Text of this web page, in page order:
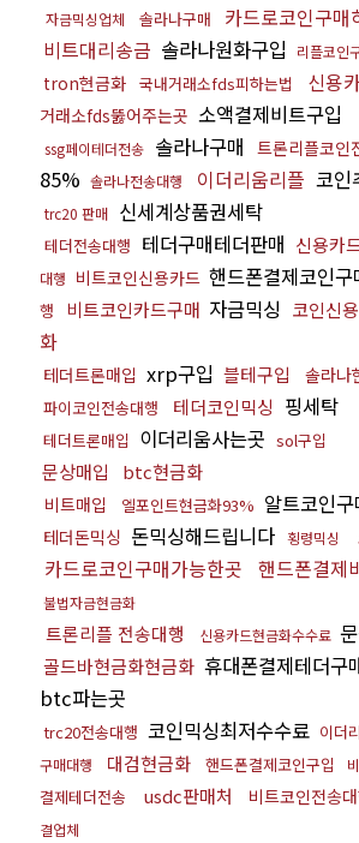
자금믹싱업체 솔라나구매
카드로코인구매
비트대리송금 솔라나원화구입 리플코인
tron현금화 국내거래소fds피하는법 신용
거래소fds뚫어주는곳 소액결제비트구입
ssg페이테더전송 솔라나구매 트론리플코인
85% 솔라나전송대행 이더리움리플 코인
trc20 판매 신세계상품권세탁
테더전송대행 테더구매테더판매 신용카
대행 비트코인신용카드 핸드폰결제코인구
행
비트코인카드구매 자금믹싱 코인신
화
테더트론매입 xrp구입 블테구입 솔라나
파이코인전송대행 테더코인믹싱 핑세탁
테더트론매입 이더리움사는곳 sol구입
문상매입 btc현금화
비트매입 엘포인트현금화93% 알트코인구
테더돈믹싱 돈믹싱해드립니다 횡령믹싱
카드로코인구매가능한곳 핸드폰결제
불법자금현금화
트론리플 전송대행 신용카드현금화수수료
골드바현금화현금화 휴대폰결제테더구
btc파는곳
trc20전송대행 코인믹싱최저수수료 이더
구매대행
대검현금화 핸드폰결제코인구입
결제테더전송
usdc판매처 비트코인전송
결업체